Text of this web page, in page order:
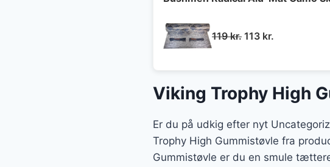
119kr. Den
119 kr..
113 kr.
113 kr..
Viking Trophy High
Er du på udkig efter nyt
Trophy High Gummistøvle fra
Gummistøvle er du en smule